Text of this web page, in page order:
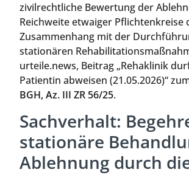
zivilrechtliche Bewertung der
Reichweite etwaiger Pflichtenkreise
Zusammenhang mit der
stationären
urteile.news, Beitrag „Rehaklinik
Patientin abweisen (21.05.2026)“
BGH, Az. III ZR 56/25.
Sachverhalt:
stationäre
Ablehnung durch